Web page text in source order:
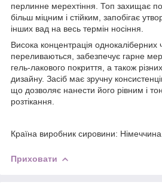
перлинне мерехтіння. Топ захищає
більш міцним і стійким, запобігає
інших вад на весь термін носіння.
Висока концентрація
переливаються, забезпечує гарне
гель-лакового покриття, а також
дизайну. Засіб має зручну
що дозволяє нанести його рівним і
розтікання.
Країна виробник сировини: Німеччина.
Приховати